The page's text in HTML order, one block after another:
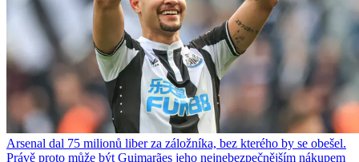
Arsenal dal 75 milionů liber za záložníka, bez kterého by se obešel.
Právě proto může být Guimarães jeho nejnebezpečnějším nákupem